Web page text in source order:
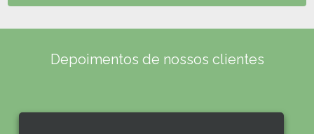
Depoimentos de nossos clientes